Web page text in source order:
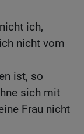
ich,
nicht vom
ist, so
sich mit
Frau nicht